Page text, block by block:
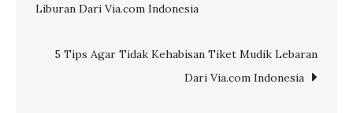
di
Liburan Dari Via.com Indonesia
5 Tips Agar Tidak Kehabisan Tiket Mudik Lebaran
Dari Via.com Indonesia